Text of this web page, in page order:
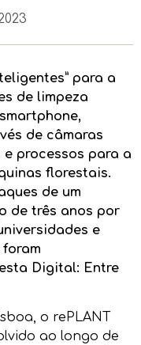
para a
de limpeza
de câmaras
processos para a
florestais.
de um
de três anos por
e
Digital: Entre
o rePLANT
ao longo de